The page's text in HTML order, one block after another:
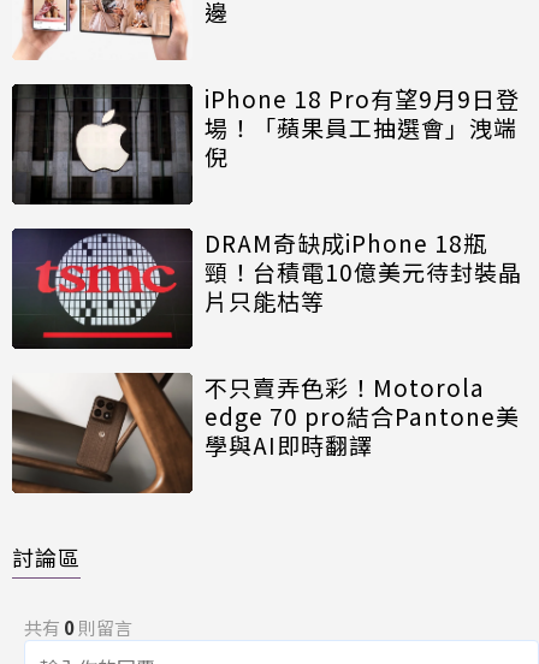
邊
iPhone 18 Pro有望9月9日登
場！「蘋果員工抽選會」洩端
倪
DRAM奇缺成iPhone 18瓶
頸！台積電10億美元待封裝晶
片只能枯等
不只賣弄色彩！Motorola
edge 70 pro結合Pantone美
學與AI即時翻譯
討論區
共有 0則留言